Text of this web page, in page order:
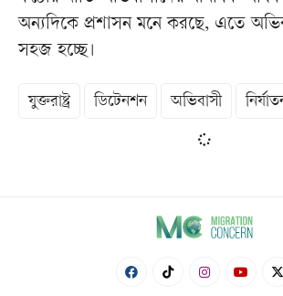
অন্যদিকে প্রশাসন মনে করছে, এতে
সহজ হচ্ছে।
যুক্তরাষ্ট্র ডিটেনশন অভিবাসী